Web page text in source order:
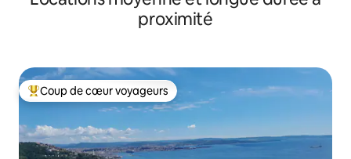
proximité
Coups de cœur voyageurs les plus appréciés
Coup de cœur voyageurs